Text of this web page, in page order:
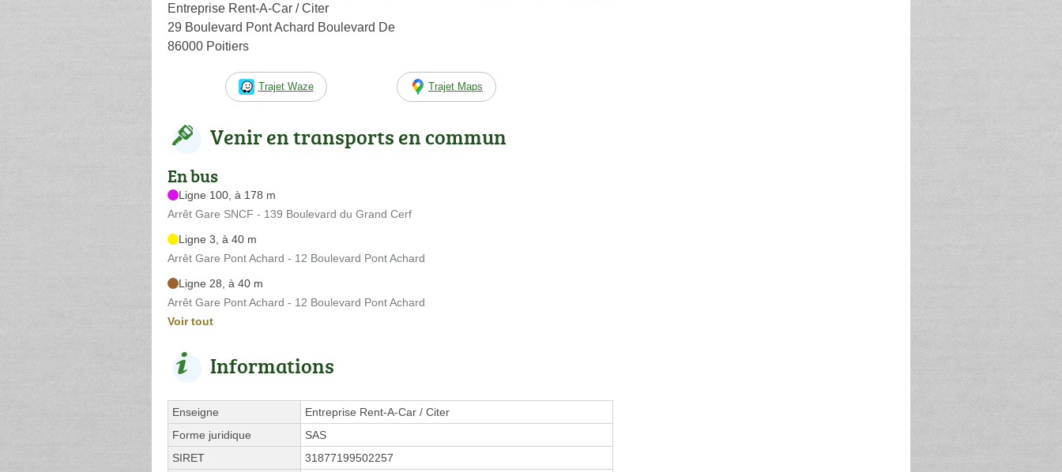
Entreprise Rent-A-Car / Citer
29 Boulevard Pont Achard Boulevard De
86000 Poitiers
Trajet Waze Trajet Maps
Venir en transports en commun
En bus
Ligne 100, à 178 m
Arrêt Gare SNCF - 139 Boulevard du Grand Cerf
Ligne 3, à 40 m
Arrêt Gare Pont Achard - 12 Boulevard Pont Achard
Ligne 28, à 40 m
Arrêt Gare Pont Achard - 12 Boulevard Pont Achard
Voir tout
Informations
Enseigne
Entreprise Rent-A-Car / Citer
Forme juridique
SAS
SIRET
31877199502257